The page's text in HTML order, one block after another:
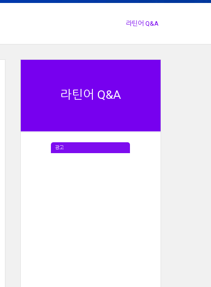
라틴어 Q&A
라틴어 Q&A
광고